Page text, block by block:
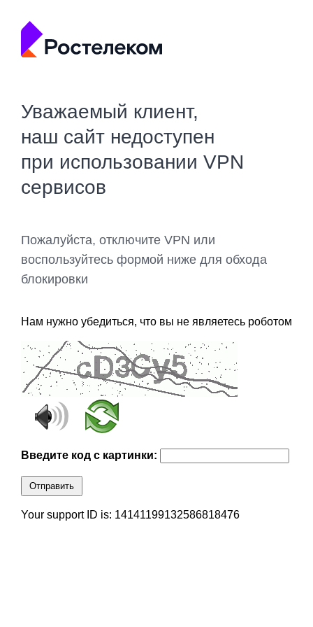
Уважаемый клиент,
наш сайт недоступен
при использовании VPN
сервисов
Пожалуйста, отключите VPN или
воспользуйтесь формой ниже для обхода
блокировки
Нам нужно убедиться, что вы не являетесь роботом
Введите код с картинки:
Отправить
Your support ID is: 14141199132586818476